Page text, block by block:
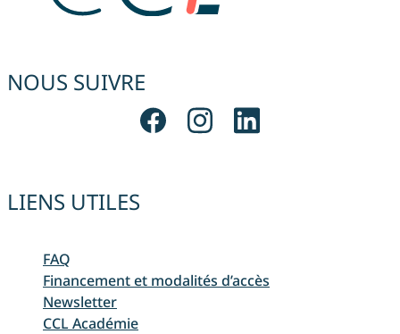
NOUS SUIVRE
LIENS UTILES
FAQ
Financement et modalités d’accès
Newsletter
CCL Académie